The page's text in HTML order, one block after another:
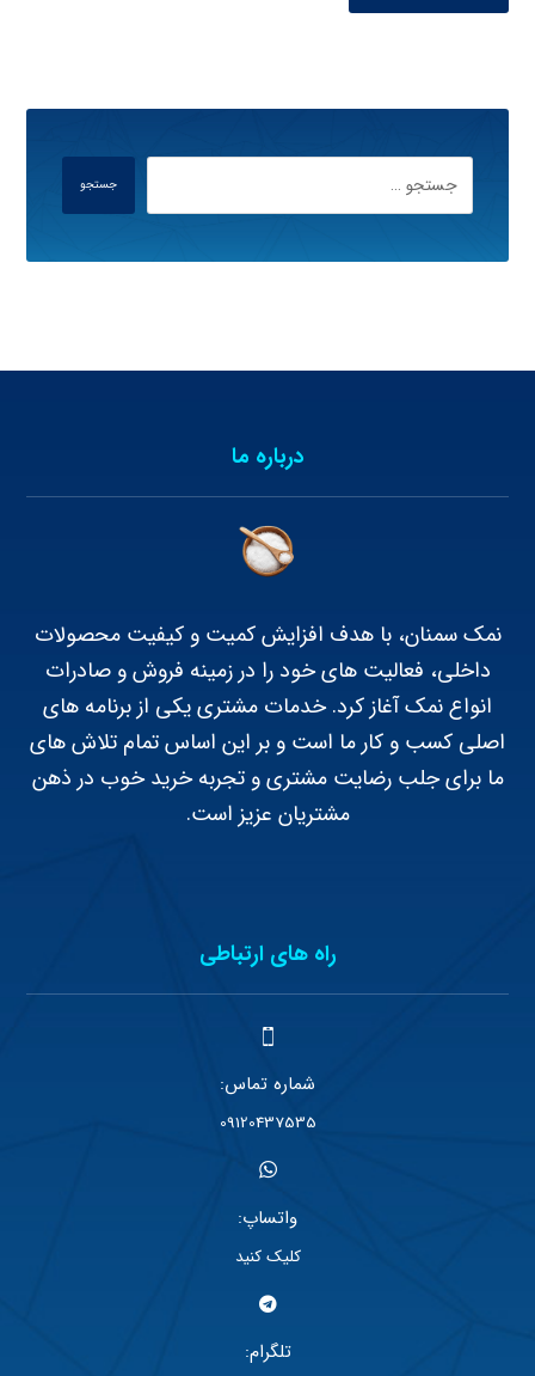
جستجو
درباره ما
نمک سمنان، با هدف افزایش کمیت و کیفیت محصولات
داخلی، فعالیت های خود را در زمینه فروش و صادرات
انواع نمک آغاز کرد. خدمات مشتری یکی از برنامه های
اصلی کسب و کار ما است و بر این اساس تمام تلاش های
ما برای جلب رضایت مشتری و تجربه خرید خوب در ذهن
مشتریان عزیز است.
راه های ارتباطی
شماره تماس:
09120437535
واتساپ:
کلیک کنید
تلگرام: